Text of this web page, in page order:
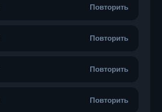
Повторить
Повторить
Повторить
Повторить